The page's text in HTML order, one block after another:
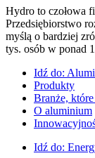
Hydro to czołowa
Przedsiębiorstwo
myślą o bardziej
tys. osób w ponad
Idź do:
Produkty
Branże,
O aluminium
Idź do: